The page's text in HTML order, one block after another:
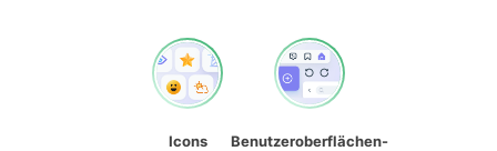
Icons
Benutzeroberflächen-